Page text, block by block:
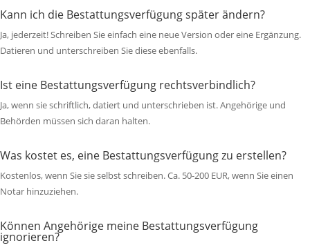
Kann ich die Bestattungsverfügung später ändern?
Ja, jederzeit! Schreiben Sie einfach eine neue Version oder eine Ergänzung.
Datieren und unterschreiben Sie diese ebenfalls.
Ist eine Bestattungsverfügung rechtsverbindlich?
Ja, wenn sie schriftlich, datiert und unterschrieben ist. Angehörige und
Behörden müssen sich daran halten.
Was kostet es, eine Bestattungsverfügung zu erstellen?
Kostenlos, wenn Sie sie selbst schreiben. Ca. 50-200 EUR, wenn Sie einen
Notar hinzuziehen.
Können Angehörige meine Bestattungsverfügung
ignorieren?